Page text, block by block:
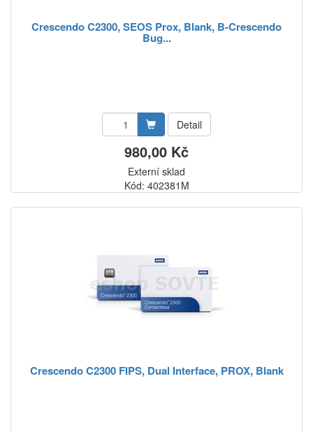
Crescendo C2300, SEOS Prox, Blank, B-Crescendo
Bug...
Detail
980,00 Kč
Externí sklad
Kód: 402381M
Crescendo C2300 FIPS, Dual Interface, PROX, Blank